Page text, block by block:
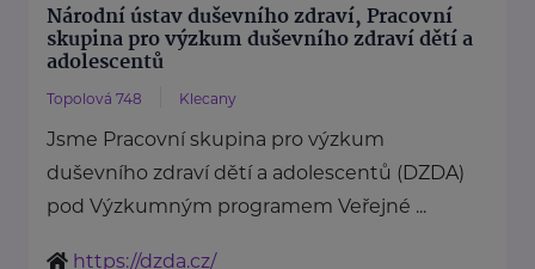
Národní ústav duševního zdraví, Pracovní
skupina pro výzkum duševního zdraví dětí a
adolescentů
Topolová 748 Klecany
Jsme Pracovní skupina pro výzkum
duševního zdraví dětí a adolescentů (DZDA)
pod Výzkumným programem Veřejné ...
https://dzda.cz/